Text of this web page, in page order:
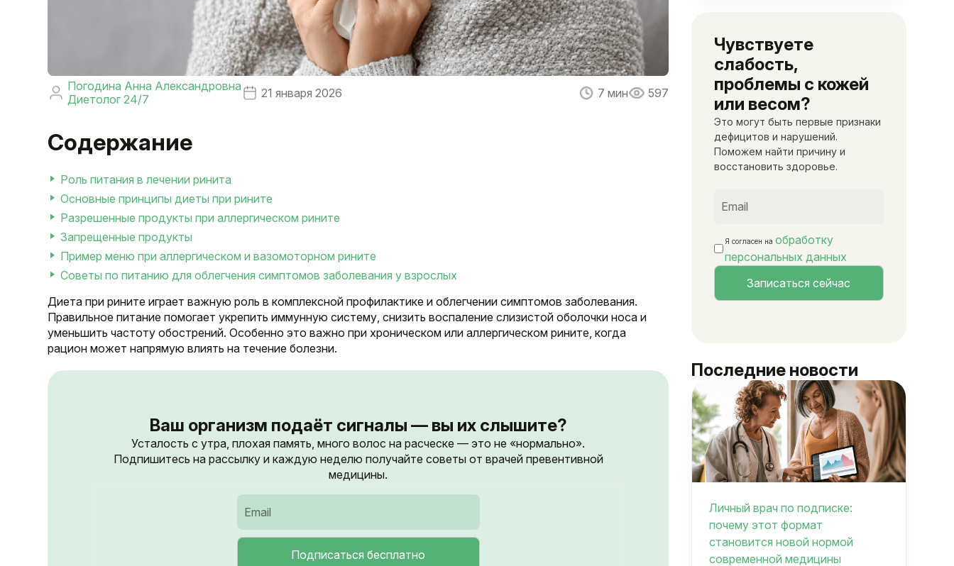
Погодина Анна Александровна
Диетолог 24/7
21 января 2026 7 мин 597
Содержание
Роль питания в лечении ринита
Основные принципы диеты при рините
Разрешенные продукты при аллергическом рините
Запрещенные продукты
Пример меню при аллергическом и вазомоторном рините
Советы по питанию для облегчения симптомов заболевания у взрослых
Диета при рините играет важную роль в комплексной профилактике и облегчении симптомов заболевания.
Правильное питание помогает укрепить иммунную систему, снизить воспаление слизистой оболочки носа и
уменьшить частоту обострений. Особенно это важно при хроническом или аллергическом рините, когда
рацион может напрямую влиять на течение болезни.
Ваш организм подаёт сигналы — вы их слышите?
Усталость с утра, плохая память, много волос на расческе — это не «нормально».
Подпишитесь на рассылку и каждую неделю получайте советы от врачей превентивной
медицины.
Чувствуете
слабость,
проблемы с кожей
или весом?
Это могут быть первые признаки
дефицитов и нарушений.
Поможем найти причину и
восстановить здоровье.
Я согласен на обработку
персональных данных
Последние новости
Личный врач по подписке:
почему этот формат
становится новой нормой
современной медицины